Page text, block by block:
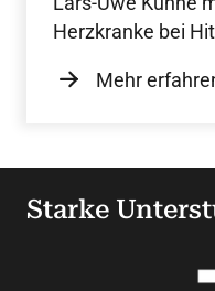
Herzkranke bei
Mehr
Starke